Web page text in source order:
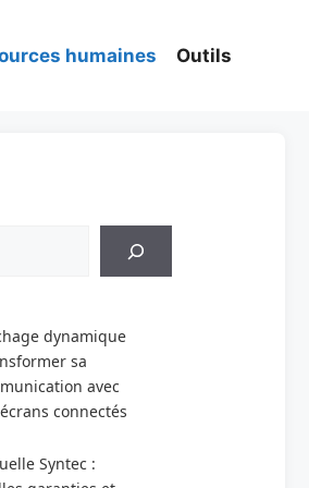
humaines Outils
dynamique
sa
avec
connectés
Syntec :